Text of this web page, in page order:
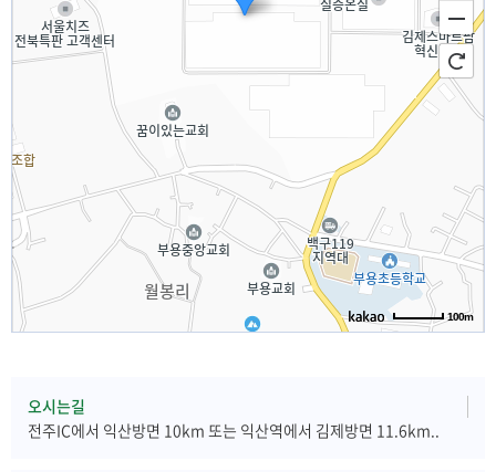
100m
오시는길
전주IC에서 익산방면 10km 또는 익산역에서 김제방면 11.6km..